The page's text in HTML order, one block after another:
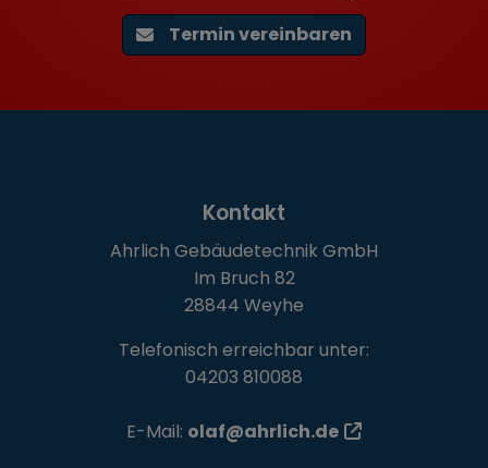
Termin vereinbaren
Kontakt
Ahrlich Gebäudetechnik GmbH
Im Bruch 82
28844 Weyhe
Telefonisch erreichbar unter:
04203 810088
E-Mail: olaf@ahrlich.de